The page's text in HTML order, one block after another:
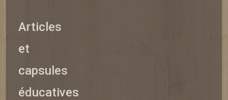
Articles
et
capsules
éducatives